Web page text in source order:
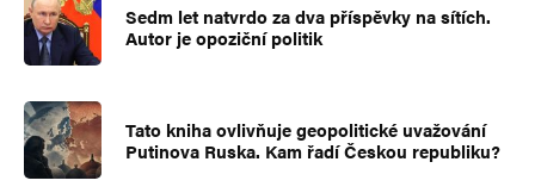
Sedm let natvrdo za dva příspěvky na sítích.
Autor je opoziční politik
Tato kniha ovlivňuje geopolitické uvažování
Putinova Ruska. Kam řadí Českou republiku?